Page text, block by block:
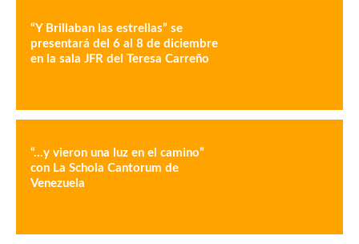
“Y Brillaban las estrellas” se
presentará del 6 al 8 de diciembre
en la sala JFR del Teresa Carreño
“…y vieron una luz en el camino”
con La Schola Cantorum de
Venezuela